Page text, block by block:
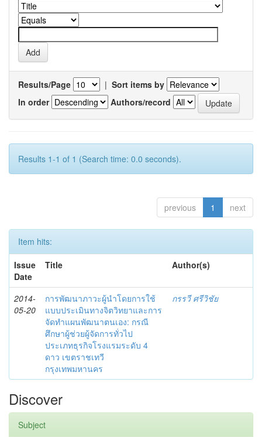
Results/Page | Sort items by
In order
Authors/record
Results 1-1 of 1 (Search time: 0.0 seconds).
previous 1 next
Item hits:
Issue
Date
Title Author(s)
2014-
05-20
การพัฒนาภาวะผู้นำโดยการใช้
แบบประเมินทางจิตวิทยาและการ
จัดทำแผนพัฒนาตนเอง: กรณี
ศึกษาผู้ช่วยผู้จัดการทั่วไป
ประเภทธุรกิจโรงแรมระดับ 4
ดาว เขตราชเทวี
กรุงเทพมหานคร
กรรวี ศรีวิชัย
Discover
Subject